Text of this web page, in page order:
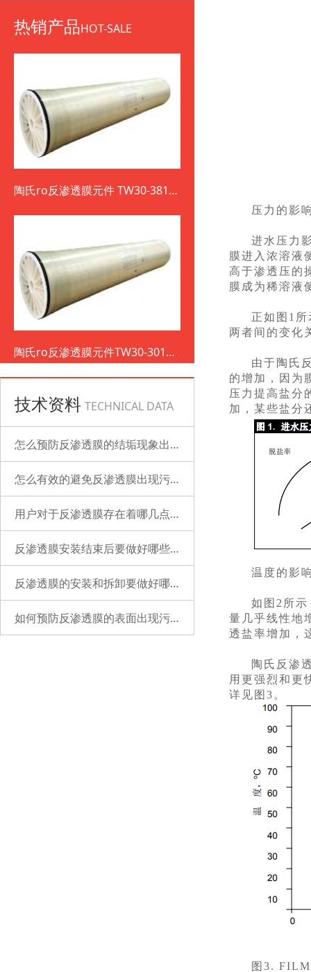
热销产品HOT-SALE
陶氏ro反渗透膜元件 TW30-3812-
陶氏ro反渗透膜元件TW30-3012-
500
技术资料 TECHNICAL DATA
怎么预防反渗透膜的结垢现象出现？
怎么有效的避免反渗透膜出现污染？
用户对于反渗透膜存在着哪几点误解？
反渗透膜安装结束后要做好哪些检查的工作？
反渗透膜的安装和拆卸要做好哪些准备？
如何预防反渗透膜的表面出现污染？
压力的影
进水压力
膜进入浓溶液
高于渗透压的
膜成为稀溶液
正如图1
两者间的变化
由于陶氏
的增加，因为
压力提高盐分
加，某些盐分
温度的影
如图2所
量几乎线性地
透盐率增加，
陶氏反渗
用更强烈和更
详见图3。
图3.